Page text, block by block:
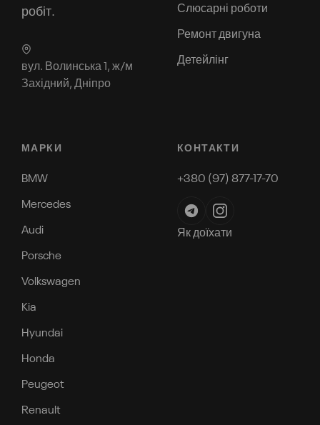
робіт.
вул. Волинська 1, ж/м
Західний, Дніпро
Слюсарні роботи
Ремонт двигуна
Детейлінг
МАРКИ
BMW
Mercedes
Audi
Porsche
Volkswagen
Kia
Hyundai
Honda
Peugeot
Renault
КОНТАКТИ
+380 (97) 877-17-70
Як доїхати